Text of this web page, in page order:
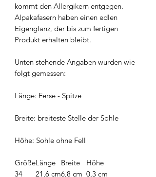
kommt den Allergikern entgegen.
Alpakafasern haben einen edlen
Eigenglanz, der bis zum fertigen
Produkt erhalten bleibt.
Unten stehende Angaben wurden wie
folgt gemessen:
Länge: Ferse - Spitze
Breite: breiteste Stelle der Sohle
Höhe: Sohle ohne Fell
GrößeLänge Breite
Höhe
34
21,6 cm6,8 cm 0,3 cm